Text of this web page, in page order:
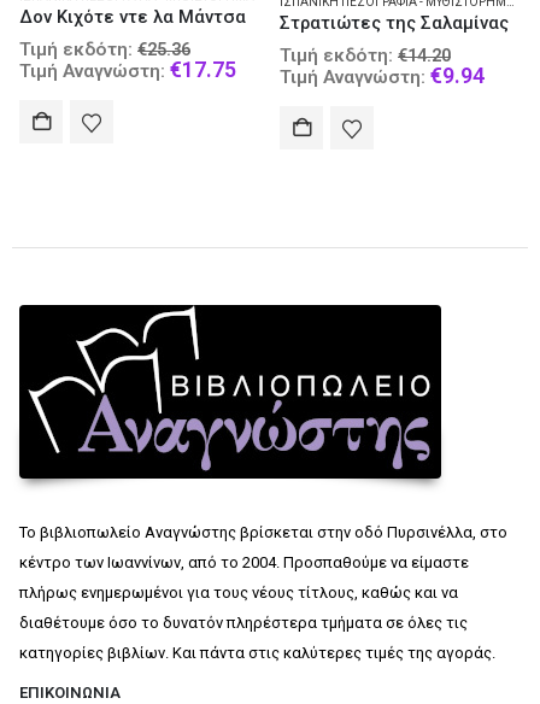
Κιχότε ντε λα Μάντσα
εκδότη: €25.36Original
price
was:
Αναγνώστη: €17.75Current
Στρατιώτες της Σαλαμίνας
Τιμή εκδότη: €14.20Original
price
was:
Τιμή Αναγνώστη: €9.94Current
Το βιβλιοπωλείο Αναγνώστης βρίσκεται στην οδό Πυρσινέλλα, στο
κέντρο των Ιωαννίνων, από το 2004. Προσπαθούμε να είμαστε
πλήρως ενημερωμένοι για τους νέους τίτλους, καθώς και να
διαθέτουμε όσο το δυνατόν πληρέστερα τμήματα σε όλες τις
κατηγορίες βιβλίων. Και πάντα στις καλύτερες τιμές της αγοράς.
ΕΠΙΚΟΙΝΩΝΊΑ